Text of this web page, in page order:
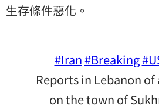
生存條件惡化。
#Iran#Breaking
Reports in Lebanon of
on the town of